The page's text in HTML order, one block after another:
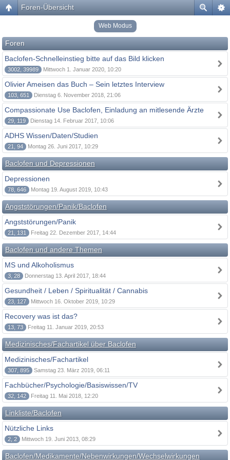
Foren-Übersicht
Web Modus
Foren
Baclofen-Schnelleinstieg bitte auf das Bild klicken
3002, 39989 Mittwoch 1. Januar 2020, 10:20
Olivier Ameisen das Buch – Sein letztes Interview
103, 651 Dienstag 6. November 2018, 21:06
Compassionate Use Baclofen, Einladung an mitlesende Ärzte
29, 119 Dienstag 14. Februar 2017, 10:06
ADHS Wissen/Daten/Studien
21, 94 Montag 26. Juni 2017, 10:29
Baclofen und Depressionen
Depressionen
78, 646 Montag 19. August 2019, 10:43
Angststörungen/Panik/Baclofen
Angststörungen/Panik
21, 131 Freitag 22. Dezember 2017, 14:44
Baclofen und andere Themen
MS und Alkoholismus
3, 28 Donnerstag 13. April 2017, 18:44
Gesundheit / Leben / Spiritualität / Cannabis
23, 127 Mittwoch 16. Oktober 2019, 10:29
Recovery was ist das?
13, 73 Freitag 11. Januar 2019, 20:53
Medizinisches/Fachartikel über Baclofen
Medizinisches/Fachartikel
307, 895 Samstag 23. März 2019, 06:11
Fachbücher/Psychologie/Basiswissen/TV
32, 142 Freitag 11. Mai 2018, 12:20
Linkliste/Baclofen
Nützliche Links
2, 2 Mittwoch 19. Juni 2013, 08:29
Baclofen/Medikamente/Nebenwirkungen/Wechselwirkungen